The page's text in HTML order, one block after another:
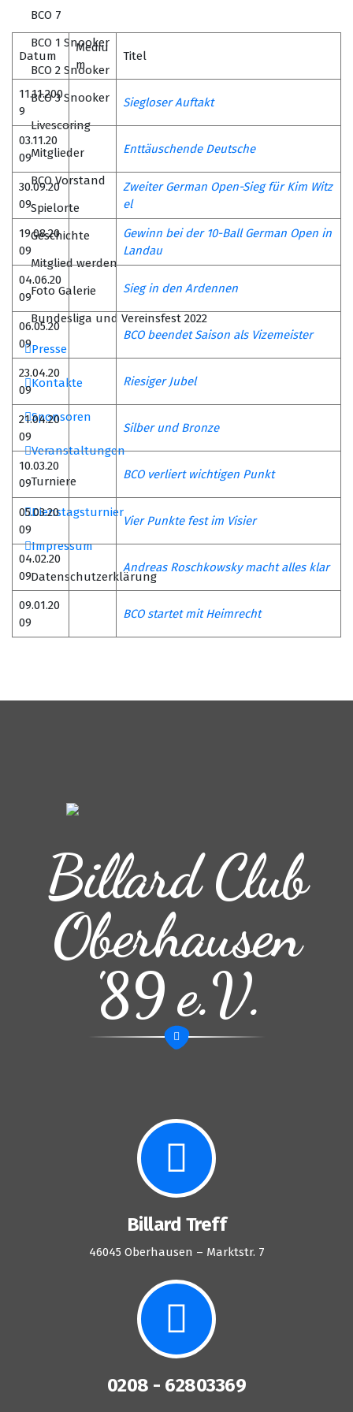
BCO 7
BCO 1 Snooker
BCO 2 Snooker
BCO 3 Snooker
Livescoring
Mitglieder
BCO Vorstand
Spielorte
Geschichte
Mitglied werden
Foto Galerie
Bundesliga und Vereinsfest 2022
Presse
Kontakte
Sponsoren
Veranstaltungen
Turniere
Dienstagsturnier
Impressum
Datenschutzerklärung
Datum
Mediu
m
Titel
11.11.200
9
Siegloser Auftakt
03.11.20
09
Enttäuschende Deutsche
30.09.20
09
Zweiter German Open-Sieg für Kim Witz
el
19.08.20
09
Gewinn bei der 10-Ball German Open in
Landau
04.06.20
09
Sieg in den Ardennen
06.05.20
09
BCO beendet Saison als Vizemeister
23.04.20
09
Riesiger Jubel
21.04.20
09
Silber und Bronze
10.03.20
09
BCO verliert wichtigen Punkt
05.03.20
09
Vier Punkte fest im Visier
04.02.20
09
Andreas Roschkowsky macht alles klar
09.01.20
09
BCO startet mit Heimrecht
Billard Club
Oberhausen
'89 e.V.
Billard Treff
46045 Oberhausen – Marktstr. 7
0208 - 62803369